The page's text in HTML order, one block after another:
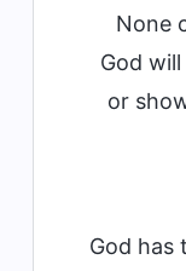
None
God
or
God has